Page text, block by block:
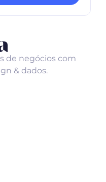
de negócios com
& dados.